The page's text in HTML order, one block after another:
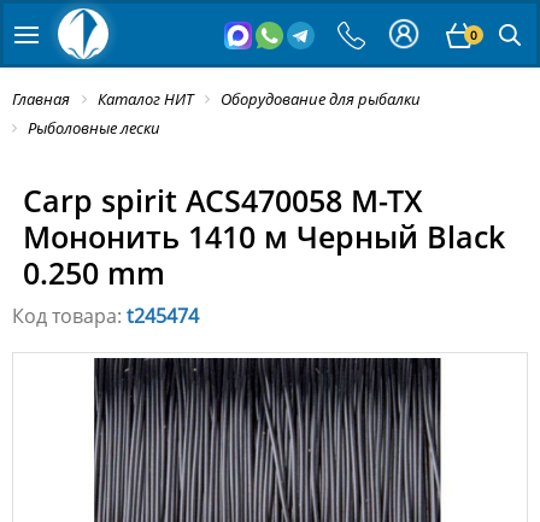
0
Главная Каталог НИТ
Оборудование для рыбалки
Рыболовные лески
Carp spirit ACS470058 M-TX
Мононить 1410 м Черный Black
0.250 mm
Код товара: t245474